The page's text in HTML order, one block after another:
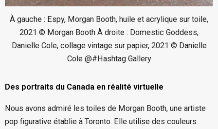
À gauche : Espy, Morgan Booth, huile et acrylique sur toile,
2021 © Morgan Booth À droite : Domestic Goddess,
Danielle Cole, collage vintage sur papier, 2021 © Danielle
Cole @#Hashtag Gallery
Des portraits du Canada en réalité virtuelle
Nous avons admiré les toiles de Morgan Booth, une artiste
pop figurative établie à Toronto. Elle utilise des couleurs